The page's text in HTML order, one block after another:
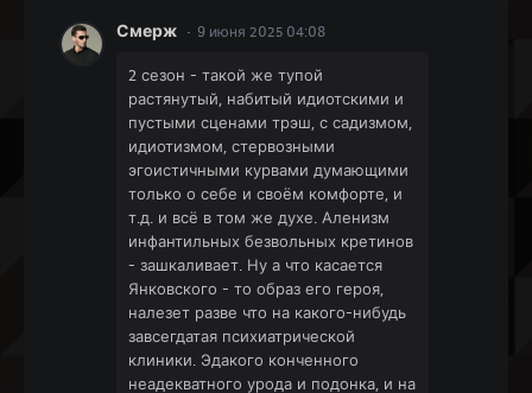
Смерж 9 июня 2025 04:08
2 сезон - такой же тупой
растянутый, набитый идиотскими и
пустыми сценами трэш, с садизмом,
идиотизмом, стервозными
эгоистичными курвами думающими
только о себе и своём комфорте, и
т.д. и всё в том же духе. Аленизм
инфантильных безвольных кретинов
- зашкаливает. Ну а что касается
Янковского - то образ его героя,
налезет разве что на какого-нибудь
завсегдатая психиатрической
клиники. Эдакого конченного
неадекватного урода и подонка, и на